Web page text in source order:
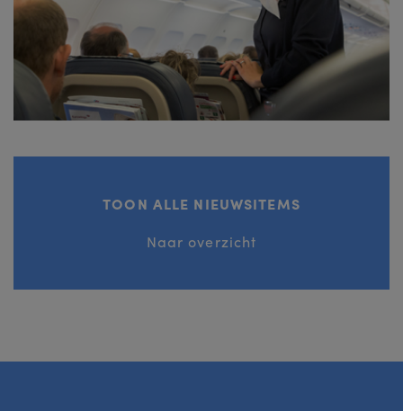
TOON ALLE NIEUWSITEMS
Naar overzicht